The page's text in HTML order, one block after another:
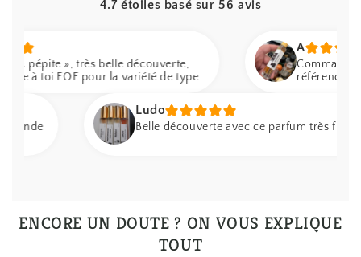
4.7 étoiles basé sur56 avis
», très belle découverte,
FOF pour la variété de types
A
Commande
référence
Ludo
Belle découverte avec ce parfum très frais et
ENCORE UN DOUTE ? ON VOUS EXPLIQUE
TOUT